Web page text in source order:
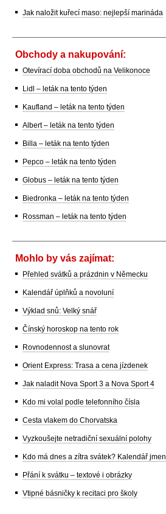
Jak naložit kuřecí maso: nejlepší marináda
Obchody a nakupování:
Otevírací doba obchodů na Velikonoce
Lidl – leták na tento týden
Kaufland – leták na tento týden
Albert – leták na tento týden
Billa – leták na tento týden
Pepco – leták na tento týden
Globus – leták na tento týden
Biedronka – leták na tento týden
Rossman – leták na tento týden
Mohlo by vás zajímat:
Přehled svátků a prázdnin v Německu
Kalendář úplňků a novoluní
Výklad snů: Velký snář
Čínský horoskop na tento rok
Rovnodennost a slunovrat
Orient Express: Trasa a cena jízdenek
Jak naladit Nova Sport 3 a Nova Sport 4
Kdo mi volal podle telefonního čísla
Cesta vlakem do Chorvatska
Vyzkoušejte netradiční sexuální polohy
Kdo má dnes a zítra svátek? Kalendář jmen
Přání k svátku – textové i obrázky
Vtipné básničky k recitaci pro školy